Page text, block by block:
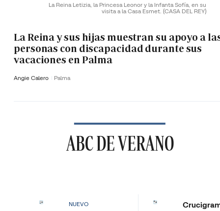
La Reina Letizia, la Princesa Leonor y la Infanta Sofía, en su
visita a la Casa Esmet. (CASA DEL REY)
La Reina y sus hijas muestran su apoyo a
personas con discapacidad durante sus
vacaciones en Palma
Angie Calero Palma
ABC DE VERANO
NUEVO